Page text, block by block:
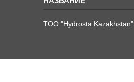
TOO "Hydrosta Kazakhstan"